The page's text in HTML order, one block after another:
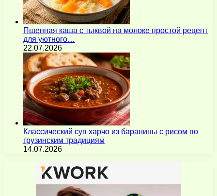
Пшенная каша с тыквой на молоке простой рецепт
для уютного…
22.07.2026
Классический суп харчо из баранины с рисом по
грузинским традициям
14.07.2026